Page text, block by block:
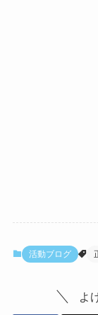
活動ブログ
よ